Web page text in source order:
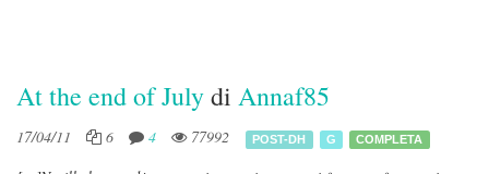
At the end of Julydi Annaf85
17/04/11 6 4 77992 POST-DH G COMPLETA